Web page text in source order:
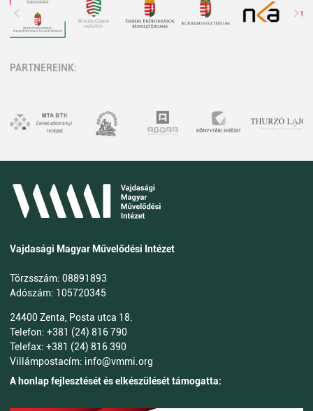
PARTNEREINK:
Vajdasági Magyar Művelődési Intézet
Törzsszám: 08891893
Adószám: 105720345
24400 Zenta, Posta utca 18.
Telefon: +381 (24) 816 790
Telefax: +381 (24) 816 390
Villámpostacím: info@vmmi.org
A honlap fejlesztését és elkészülését támogatta: